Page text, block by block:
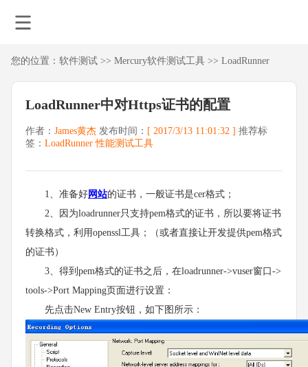
您的位置： 软件测试 >> Mercury软件测试工具 >> LoadRunner
LoadRunner中对Https证书的配置
作者： James黄杰 发布时间： [ 2017/3/13 11:01:32 ] 推荐标
签： LoadRunner 性能测试工具
1、准备好网站的证书，一般证书是cer格式；
2、因为loadrunner只支持pem格式的证书，所以要将证书
转换格式，利用openssl工具；（或者直接让开发提供pem格式
的证书）
3、得到pem格式的证书之后，在loadrunner->vuser窗口->
tools->Port Mapping页面进行设置：
先点击New Entry按钮，如下图所示：